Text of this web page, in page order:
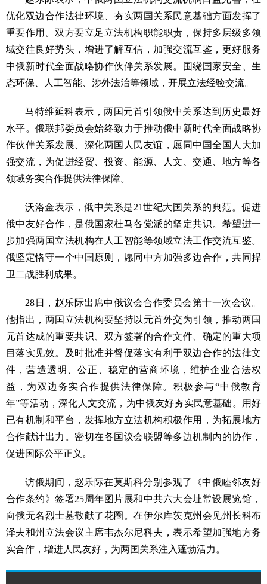
优化双边合作法律环境、夯实两国关系民意基础方面发挥了
重要作用。双方要立足立法机构职能职责，保持多层级多领
域交往良好势头，增进了解互信，加强交流互鉴，更好服务
中俄新时代全面战略协作伙伴关系发展。围绕国家安全、生
态环保、人工智能、涉外法治等领域，开展立法经验交流。
马特维延科表示，两国元首引领俄中关系达到历史最好
水平。俄联邦委员会始终致力于推动俄中新时代全面战略协
作伙伴关系发展、深化两国人民友谊，愿同中国全国人大加
强交流，为促进经贸、投资、能源、人文、交通、地方等各
领域务实合作提供法律保障。
沃洛金表示，俄中关系是21世纪大国关系的典范。促进
俄中友好合作，是俄国家杜马各党派的坚定共识。希望进一
步加强两国立法机构在人工智能等领域立法工作交流互鉴。
俄坚定恪守一个中国原则，愿同中方加强多边合作，共同捍
卫二战胜利成果。
28日，赵乐际出席中俄议会合作委员会第十一次会议。
他指出，两国立法机构要坚持以元首外交为引领，推动两国
元首达成的重要共识、双方签署的合作文件、确定的重大项
目落实见效。及时批准并督促落实有利于双边合作的法律文
件，营造透明、公正、稳定的营商环境，维护企业合法权
益，为双边务实合作提供法律保障。积极参与“中俄教育
年”等活动，深化人文交流，为中俄友好夯实民意基础。用好
已有机制和平台，发挥地方立法机构积极作用，为拓展地方
合作献计出力。密切在各国议会联盟等多边机制内的协作，
促进国际公平正义。
访俄期间，赵乐际在莫斯科分别参观了《中俄睦邻友好
合作条约》签署25周年图片展和中共六大会址常设展览馆，
向俄无名烈士墓敬献了花圈。在伊尔库茨克州会见州长科布
泽夫和州立法会议主席韦杰尔尼科夫，表示希望加强地方务
实合作，增进人民友好，为两国关系注入蓬勃活力。